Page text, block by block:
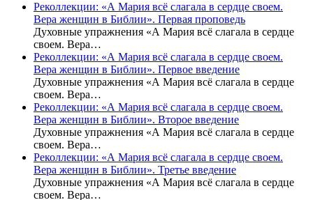
Реколлекции: «А Мария всё слагала в сердце своем.
Вера женщин в Библии». Первая проповедь
Духовные упражнения «А Мария всё слагала в сердце
своем. Вера…
Реколлекции: «А Мария всё слагала в сердце своем.
Вера женщин в Библии». Первое введение
Духовные упражнения «А Мария всё слагала в сердце
своем. Вера…
Реколлекции: «А Мария всё слагала в сердце своем.
Вера женщин в Библии». Второе введение
Духовные упражнения «А Мария всё слагала в сердце
своем. Вера…
Реколлекции: «А Мария всё слагала в сердце своем.
Вера женщин в Библии». Третье введение
Духовные упражнения «А Мария всё слагала в сердце
своем. Вера…